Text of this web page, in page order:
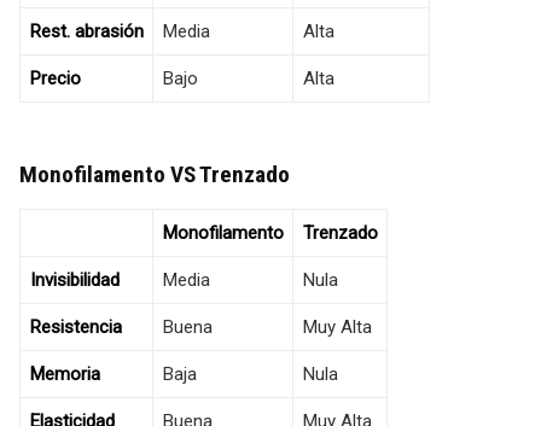
Rest. abrasión Media Alta
Precio Bajo Alta
Monofilamento VS Trenzado
Monofilamento Trenzado
Invisibilidad Media Nula
Resistencia Buena Muy Alta
Memoria Baja Nula
Elasticidad Buena Muy Alta